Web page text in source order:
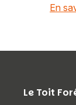
En
Le Toit